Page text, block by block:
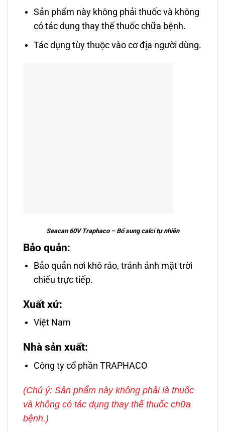
Sản phẩm này không phải thuốc và không
có tác dụng thay thế thuốc chữa bệnh.
Tác dụng tùy thuộc vào cơ địa người dùng.
Seacan 60V Traphaco – Bổ sung calci tự nhiên
Bảo quản:
Bảo quản nơi khô ráo, tránh ánh mặt trời
chiếu trực tiếp.
Xuất xứ:
Việt Nam
Nhà sản xuất:
Công ty cổ phần TRAPHACO
(Chú ý: Sản phẩm này không phải là thuốc
và không có tác dụng thay thế thuốc chữa
bệnh.)